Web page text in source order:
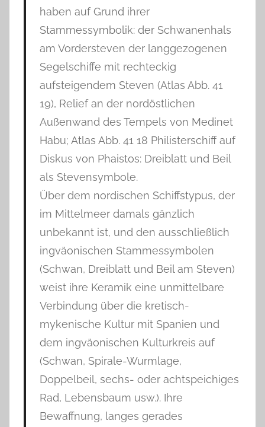
haben auf Grund ihrer
Stammessymbolik: der Schwanenhals
am Vordersteven der langgezogenen
Segelschiffe mit rechteckig
aufsteigendem Steven (Atlas Abb. 41
19), Relief an der nordöstlichen
Außenwand des Tempels von Medinet
Habu; Atlas Abb. 41 18 Philisterschiff auf
Diskus von Phaistos: Dreiblatt und Beil
als Stevensymbole.
Über dem nordischen Schiffstypus, der
im Mittelmeer damals gänzlich
unbekannt ist, und den ausschließlich
ingväonischen Stammessymbolen
(Schwan, Dreiblatt und Beil am Steven)
weist ihre Keramik eine unmittelbare
Verbindung über die kretisch-
mykenische Kultur mit Spanien und
dem ingväonischen Kulturkreis auf
(Schwan, Spirale-Wurmlage,
Doppelbeil, sechs- oder achtspeichiges
Rad, Lebensbaum usw.). Ihre
Bewaffnung, langes gerades